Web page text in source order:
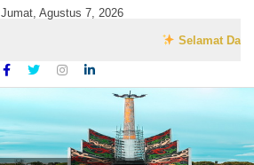
Jumat, Agustus 7, 2026
Selamat Datang di